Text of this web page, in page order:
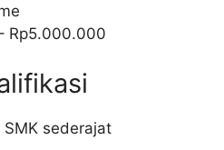
Rp5.000.000
sederajat